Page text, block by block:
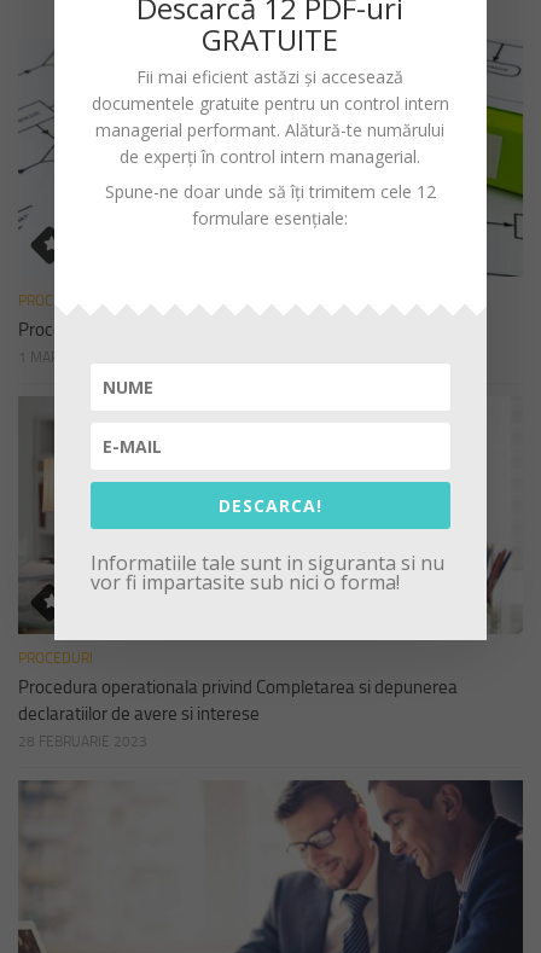
PROCEDURI
Procedura de sistem privind declararea cadourilor
1 MARTIE 2023
PROCEDURI
Procedura operationala privind Completarea si depunerea
declaratiilor de avere si interese
28 FEBRUARIE 2023
GRATUITE
Fii mai eficient astăzi și accesează
documentele gratuite pentru un control intern
managerial performant. Alătură-te numărului
de experți în control intern managerial.
Spune-ne doar unde să îți trimitem cele 12
formulare esențiale:
DESCARCA!
Informatiile tale sunt in siguranta si nu
vor fi impartasite sub nici o forma!